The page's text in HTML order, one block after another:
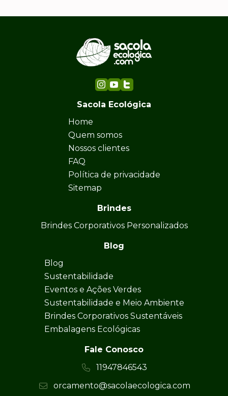
Sacola Ecológica
Home
Quem somos
Nossos clientes
FAQ
Política de privacidade
Sitemap
Brindes
Brindes Corporativos Personalizados
Blog
Blog
Sustentabilidade
Eventos e Ações Verdes
Sustentabilidade e Meio Ambiente
Brindes Corporativos Sustentáveis
Embalagens Ecológicas
Fale Conosco
11947846543
orcamento@sacolaecologica.com